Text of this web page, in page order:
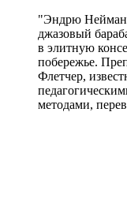
"Эндрю Нейман
джазовый
в элитную
побережье.
Флетчер,
методами,